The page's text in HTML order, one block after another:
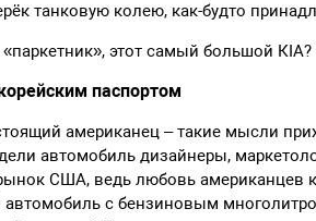
танковую колею, как-будто
этот самый большой КIA?
паспортом
американец – такие мысли
автомобиль дизайнеры,
США, ведь любовь
с бензиновым